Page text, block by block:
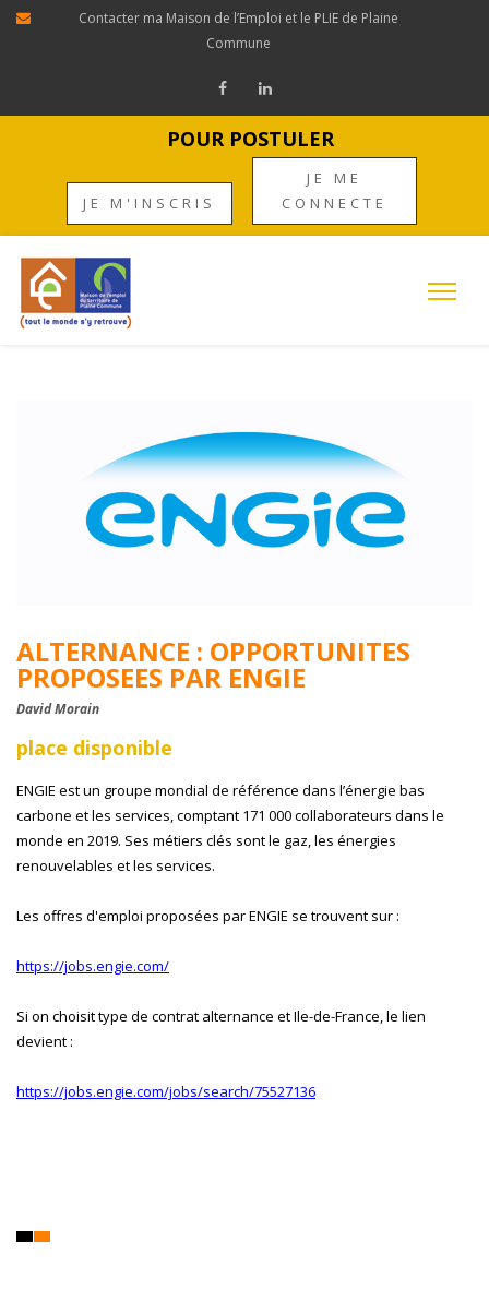
Contacter ma Maison de l’Emploi et le PLIE de Plaine
Commune
POUR POSTULER
JE M'INSCRIS
JE ME
CONNECTE
ALTERNANCE : OPPORTUNITES
PROPOSEES PAR ENGIE
David Morain
place disponible
ENGIE est un groupe mondial de référence dans l’énergie bas
carbone et les services, comptant 171 000 collaborateurs dans le
monde en 2019. Ses métiers clés sont le gaz, les énergies
renouvelables et les services.
Les offres d'emploi proposées par ENGIE se trouvent sur :
https://jobs.engie.com/
Si on choisit type de contrat alternance et Ile-de-France, le lien
devient :
https://jobs.engie.com/jobs/search/75527136